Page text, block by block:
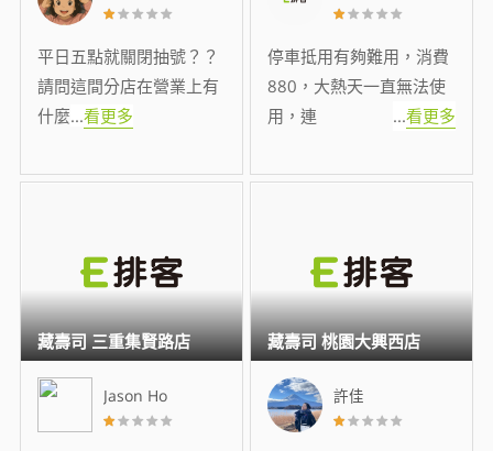
平日五點就關閉抽號？？
請問這間分店在營業上有
什麼...看更多
停車抵用有夠難用，消費
880，大熱天一直無法使
用，連
...看更多
Jason Ho
藏壽司 三重集賢路店
許佳
藏壽司 桃園大興西店